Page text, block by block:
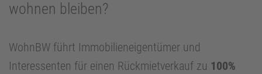
wohnen bleiben?
WohnBW führt Immobilieneigentümer und
Interessenten für einen Rückmietverkauf zu 100%